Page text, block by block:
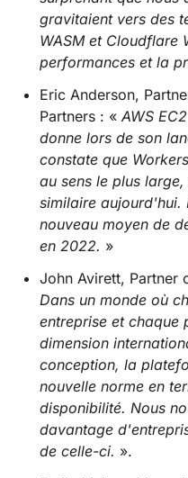
gravitaient vers des
WASM et Cloudflare
performances et la
Eric Anderson,
Partners : « AWS
donne lors de son
constate que
au sens le plus
similaire aujourd'hui.
nouveau moyen de
en 2022. »
John Avirett, Partner
Dans un monde où
entreprise et
dimension
conception, la
nouvelle norme en
disponibilité. Nous
davantage
de celle-ci. ».